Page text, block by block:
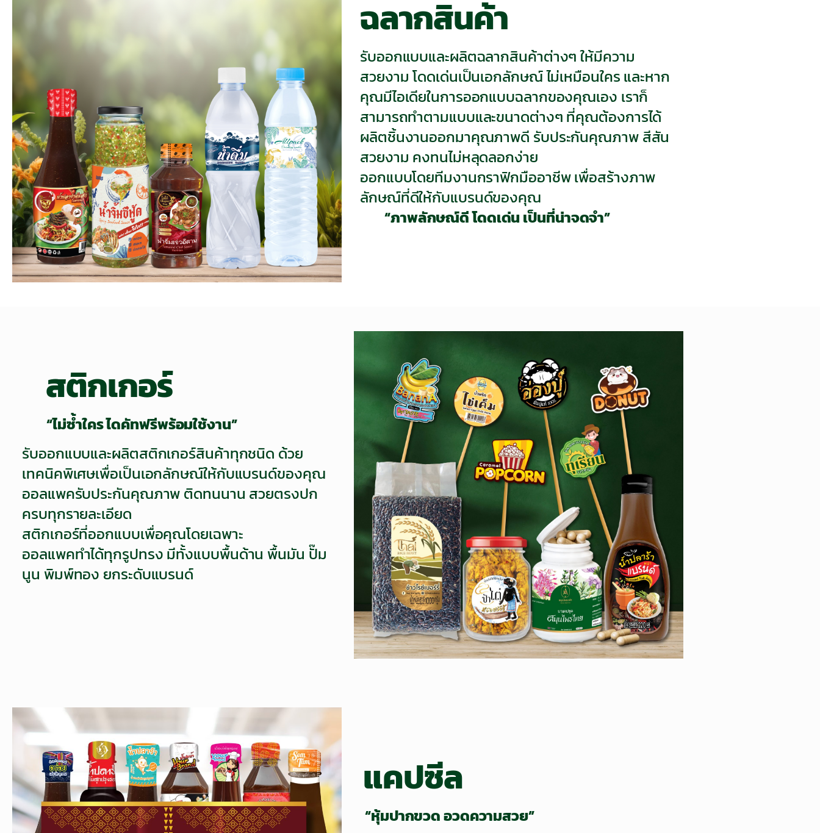
ฉลากสินค้า
รับออกแบบและผลิตฉลากสินค้าต่างๆ ให้มีความ
สวยงาม โดดเด่นเป็นเอกลักษณ์ ไม่เหมือนใคร และหาก
คุณมีไอเดียในการออกแบบฉลากของคุณเอง เราก็
สามารถทำตามแบบและขนาดต่างๆ ที่คุณต้องการได้
ผลิตชิ้นงานออกมาคุณภาพดี รับประกันคุณภาพ สีสัน
สวยงาม คงทนไม่หลุดลอกง่าย
ออกแบบโดยทีมงานกราฟิกมืออาชีพ เพื่อสร้างภาพ
ลักษณ์ที่ดีให้กับแบรนด์ของคุณ
“ภาพลักษณ์ดี โดดเด่น เป็นที่น่าจดจำ”
สติกเกอร์
“ไม่ซ้ำใคร ไดคัทฟรีพร้อมใช้งาน”
รับออกแบบและผลิตสติกเกอร์สินค้าทุกชนิด ด้วย
เทคนิคพิเศษเพื่อเป็นเอกลักษณ์ให้กับแบรนด์ของคุณ
ออลแพครับประกันคุณภาพ ติดทนนาน สวยตรงปก
ครบทุกรายละเอียด
สติกเกอร์ที่ออกแบบเพื่อคุณโดยเฉพาะ
ออลแพคทำได้ทุกรูปทรง มีทั้งแบบพื้นด้าน พื้นมัน ปั๊ม
นูน พิมพ์ทอง ยกระดับแบรนด์
แคปซีล
“หุ้มปากขวด อวดความสวย”